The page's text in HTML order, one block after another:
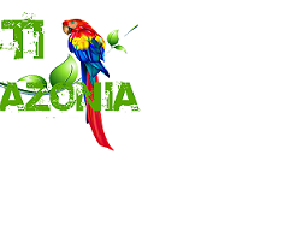
arquero sensación de
ya llegó para
a Colo Colo de Chile
parroquia Diez de
a su nueva reina por
de sueño”: una alerta